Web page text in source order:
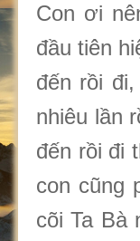
Con ơi
đầu tiên
đến rồi
nhiêu lần
đến rồi đi
con cũng
cõi Ta Bà